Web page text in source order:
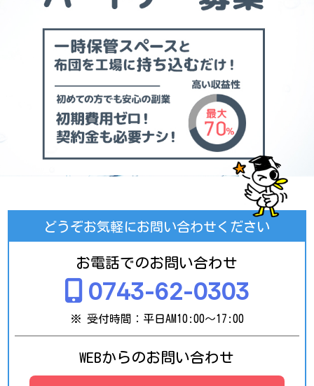
どうぞお気軽にお問い合わせください
お電話でのお問い合わせ
0743-62-0303
※ 受付時間：平日AM10:00～17:00
WEBからのお問い合わせ